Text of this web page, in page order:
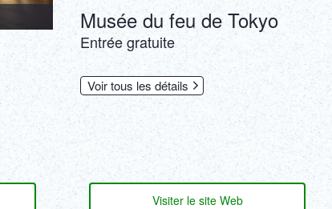
Musée du feu de Tokyo
Entrée gratuite
Voir tous les détails
Visiter le site Web